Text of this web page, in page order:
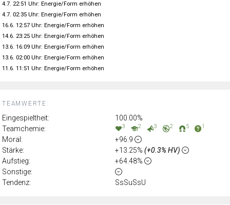
TEAMWERTE:
Eingespieltheit:
100.00%
Teamchemie:
3 2 3 2 5 1
Moral:
+96.9
Stärke:
+13.25% (+0.3% HV)
Aufstieg:
+64.48%
Sonstige:
Tendenz:
SsSuSsU
4.7. 22:51 Uhr: Energie/Form erhöhen
4.7. 02:35 Uhr: Energie/Form erhöhen
16.6. 12:57 Uhr: Energie/Form erhöhen
14.6. 23:25 Uhr: Energie/Form erhöhen
13.6. 16:09 Uhr: Energie/Form erhöhen
13.6. 02:00 Uhr: Energie/Form erhöhen
11.6. 11:51 Uhr: Energie/Form erhöhen